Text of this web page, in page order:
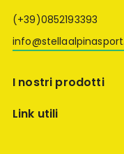
(+39)0852193393
I nostri prodotti
Link utili